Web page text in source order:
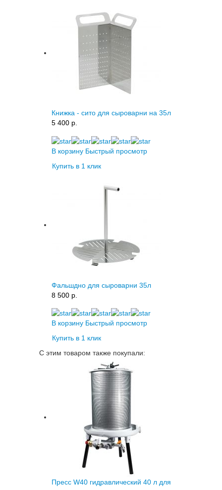
Книжка - сито для сыроварни на 35л
5 400 p.
В корзину Быстрый просмотр
Купить в 1 клик
Фальшдно для сыроварни 35л
8 500 p.
В корзину Быстрый просмотр
Купить в 1 клик
С этим товаром также покупали:
Пресс W40 гидравлический 40 л для